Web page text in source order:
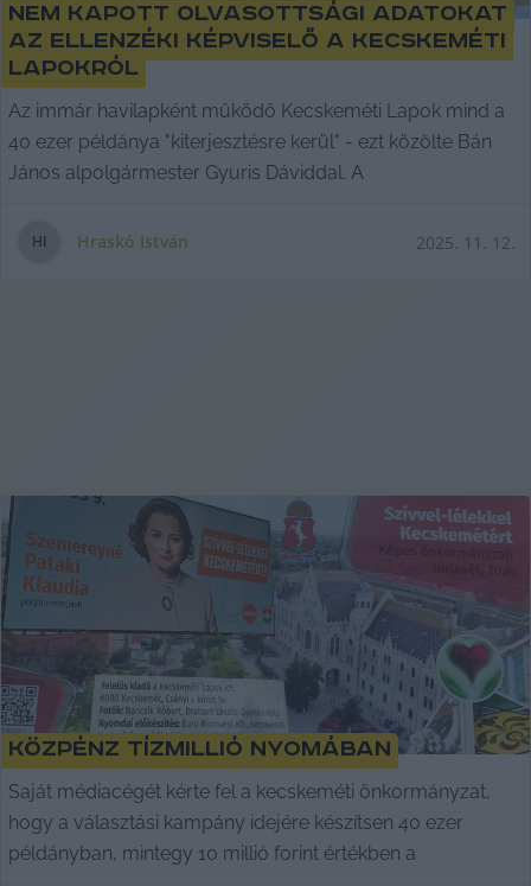
Nem kapott olvasottsági adatokat
az ellenzéki képviselő a Kecskeméti
Lapokról
Az immár havilapként működő Kecskeméti Lapok mind a
40 ezer példánya "kiterjesztésre kerül" - ezt közölte Bán
János alpolgármester Gyuris Dáviddal. A
HI Hraskó István 2025. 11. 12.
Közpénz tízmillió nyomában
Saját médiacégét kérte fel a kecskeméti önkormányzat,
hogy a választási kampány idejére készítsen 40 ezer
példányban, mintegy 10 millió forint értékben a